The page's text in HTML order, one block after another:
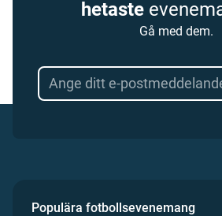
hetaste
Gå med dem.
Populära fotbollsevenemang